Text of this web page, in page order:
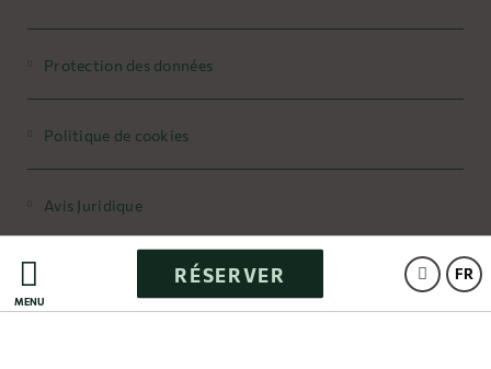
MENU
FR
RÉSERVER
Protection des données
Politique de cookies
Avis Juridique